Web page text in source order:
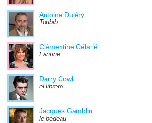
Antoine Duléry
Toubib
Clémentine Célarié
Fantine
Darry Cowl
el librero
Jacques Gamblin
le bedeau